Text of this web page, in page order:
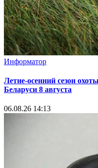
Информатор
Летне-осенний сезон
Беларуси 8 августа
06.08.26 14:13